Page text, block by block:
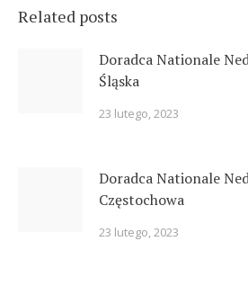
Related posts
Doradca Nationale
Śląska
23 lutego, 2023
Doradca Nationale
Częstochowa
23 lutego, 2023